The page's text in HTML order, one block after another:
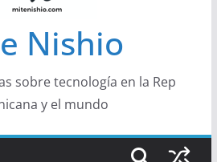
Nishio
sobre tecnología en la Rep
y el mundo